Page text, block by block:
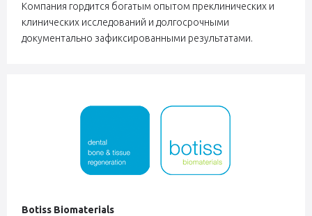
Компания гордится богатым опытом преклинических и
клинических исследований и долгосрочными
документально зафиксированными результатами.
Botiss Biomaterials